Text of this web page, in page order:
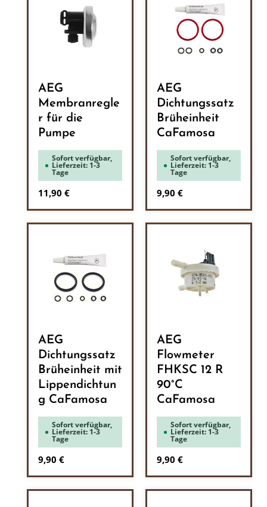
AEG
Membranregle
r für die
Pumpe
Sofort verfügbar,
Lieferzeit: 1-3
Tage
Regulärer Preis:
11,90 €
AEG
Dichtungssatz
Brüheinheit
CaFamosa
Sofort verfügbar,
Lieferzeit: 1-3
Tage
Regulärer Preis:
9,90 €
AEG
Dichtungssatz
Brüheinheit mit
Lippendichtun
g CaFamosa
Sofort verfügbar,
Lieferzeit: 1-3
Tage
Regulärer Preis:
9,90 €
AEG
Flowmeter
FHKSC 12 R
90°C
CaFamosa
Sofort verfügbar,
Lieferzeit: 1-3
Tage
Regulärer Preis:
9,90 €